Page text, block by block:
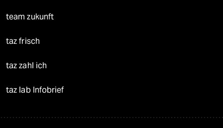
team zukunft
taz frisch
taz zahl ich
taz lab Infobrief